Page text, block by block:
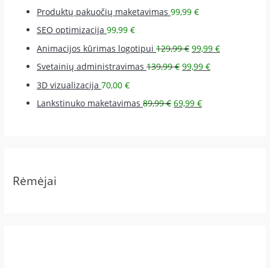
Produktų pakuočių maketavimas 99,99€
SEO optimizacija 99,99€
Animacijos kūrimas logotipui 129,99€ 99,99€
Svetainių administravimas 139,99€ 99,99€
3D vizualizacija 70,00€
Lankstinuko maketavimas 89,99€ 69,99€
Rėmėjai